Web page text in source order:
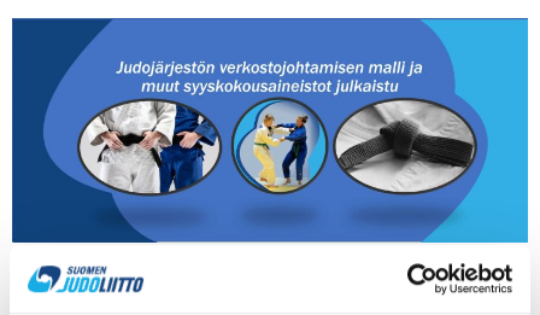
Judoliitto järjesti syyskokouksen 17.11.2022
hybridimuotoisena. Kokouksen pöytäkirja liitteineen ja